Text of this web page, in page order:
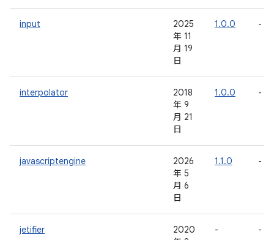
input
2025
年 11
月 19
日
1.0.0 -
interpolator
2018
年 9
月 21
日
1.0.0 -
javascriptengine
2026
年 5
月 6
日
1.1.0 -
jetifier
2020
- -